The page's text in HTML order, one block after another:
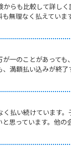
らも比較して詳し
無理なく払えてい
一のことがあって
満額払い込みが終了
払い続けています
思っています。他